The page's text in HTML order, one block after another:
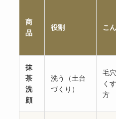
商
品
役割 こ
抹
茶
洗
顔
洗う（土台
づくり）
毛
く
方